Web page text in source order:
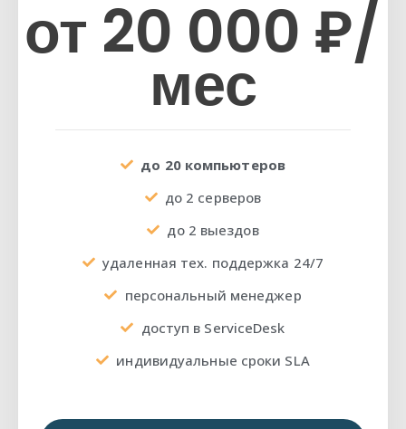
от 20 000 ₽/
мес
до 20 компьютеров
до 2 серверов
до 2 выездов
удаленная тех. поддержка 24/7
персональный менеджер
доступ в ServiceDesk
индивидуальные сроки SLA